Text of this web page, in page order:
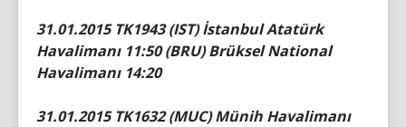
31.01.2015 TK1943 (IST) İstanbul Atatürk
Havalimanı 11:50 (BRU) Brüksel National
Havalimanı 14:20
31.01.2015 TK1632 (MUC) Münih Havalimanı